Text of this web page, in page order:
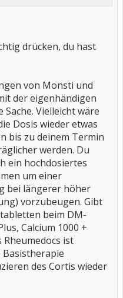
drücken, du hast
von Monsti und
der eigenhändigen
Vielleicht wäre
Dosis wieder etwas
bis zu deinem Termin
werden. Du
ein hochdosiertes
um einer
bei längerer höher
vorzubeugen. Gibt
beim DM-
Calcium 1000 +
Rheumedocs ist
des Cortis wieder